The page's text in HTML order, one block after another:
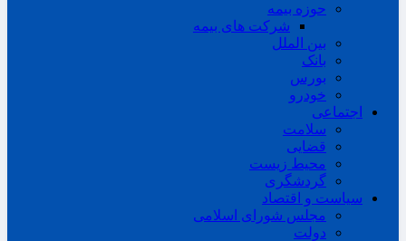
حوزه بیمه
شرکت های بیمه
بین الملل
بانک
بورس
خودرو
اجتماعی
سلامت
قضایی
محیط زیست
گردشگری
سیاست و اقتصاد
مجلس شورای اسلامی
دولت